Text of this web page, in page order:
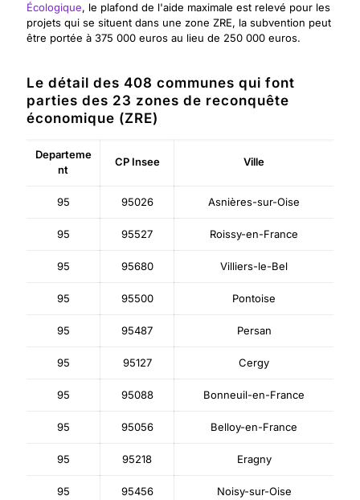
Écologique, le plafond de l'aide maximale est relevé pour les
projets qui se situent dans une zone ZRE, la subvention peut
être portée à 375 000 euros au lieu de 250 000 euros.
Le détail des 408 communes qui font
parties des 23 zones de reconquête
économique (ZRE)
Departeme
nt
CP Insee Ville
95 95026 Asnières-sur-Oise
95 95527 Roissy-en-France
95 95680 Villiers-le-Bel
95 95500 Pontoise
95 95487 Persan
95 95127 Cergy
95 95088 Bonneuil-en-France
95 95056 Belloy-en-France
95 95218 Eragny
95 95456 Noisy-sur-Oise